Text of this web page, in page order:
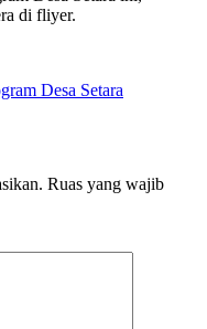
di fliyer.
Desa Setara
Ruas yang wajib